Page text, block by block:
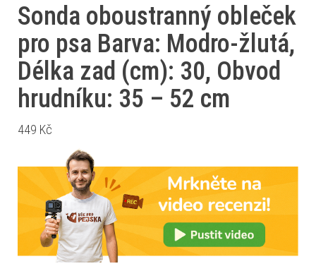
Sonda oboustranný obleček
pro psa Barva: Modro-žlutá,
Délka zad (cm): 30, Obvod
hrudníku: 35 – 52 cm
449 Kč